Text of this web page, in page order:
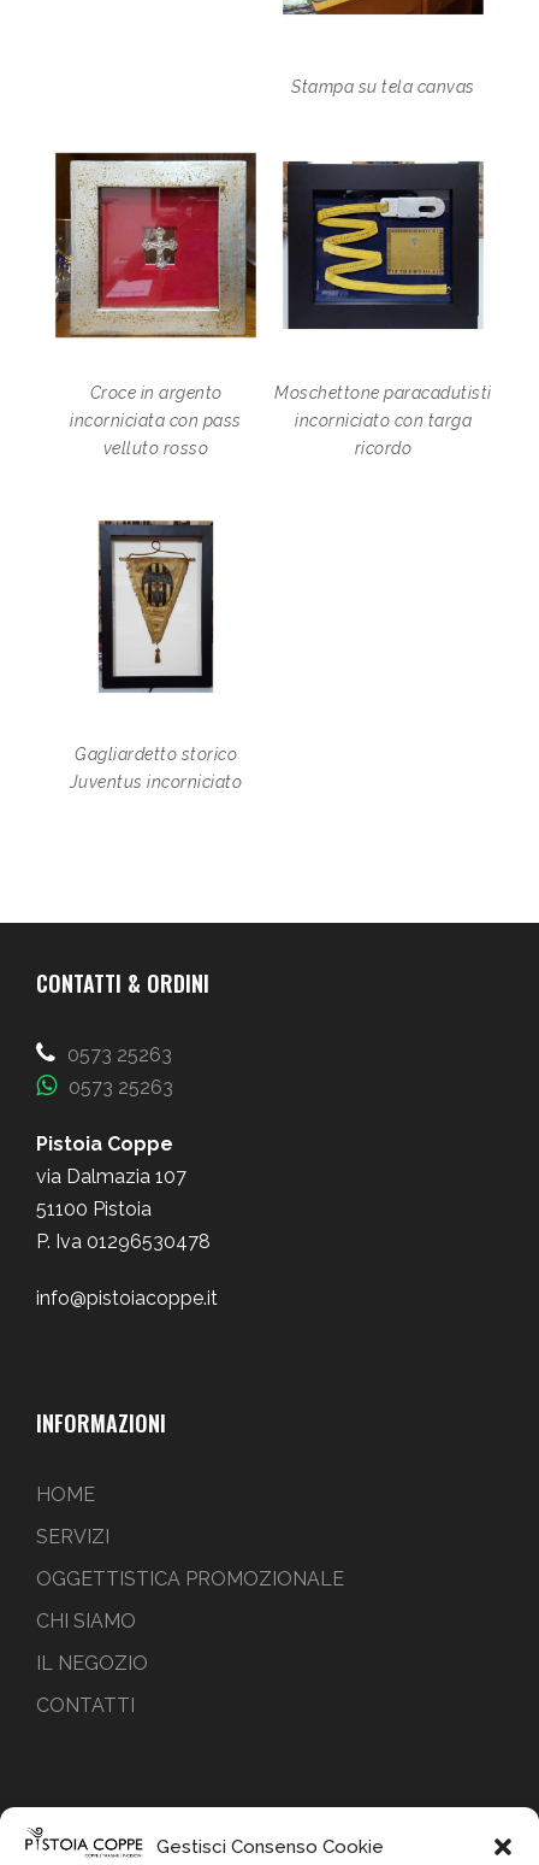
Gestisci Consenso Cookie
Stampa su tela canvas
Croce in argento
incorniciata con pass
velluto rosso
Moschettone paracadutisti
incorniciato con targa
ricordo
Gagliardetto storico
Juventus incorniciato
CONTATTI & ORDINI
0573 25263
0573 25263
Pistoia Coppe
via Dalmazia 107
51100 Pistoia
P. Iva 01296530478
info@pistoiacoppe.it
INFORMAZIONI
HOME
SERVIZI
OGGETTISTICA PROMOZIONALE
CHI SIAMO
IL NEGOZIO
CONTATTI
PAGAMENTI